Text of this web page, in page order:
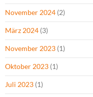
November 2024 (2)
März 2024 (3)
November 2023 (1)
Oktober 2023 (1)
Juli 2023 (1)